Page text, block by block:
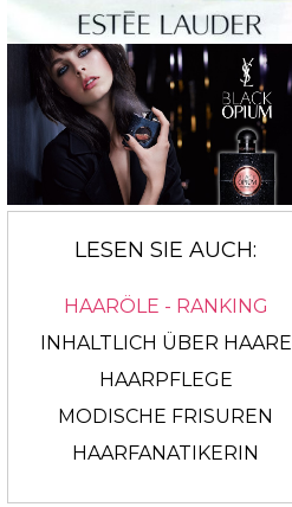
LESEN SIE AUCH:
HAARÖLE - RANKING
INHALTLICH ÜBER HAARE
HAARPFLEGE
MODISCHE FRISUREN
HAARFANATIKERIN